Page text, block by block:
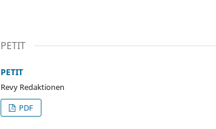
PETIT
PETIT
Revy Redaktionen
PDF